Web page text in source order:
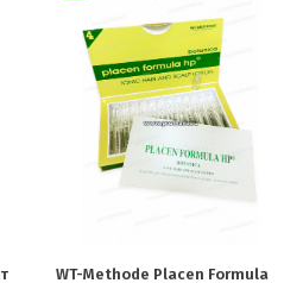
WT-Methode Placen Formula